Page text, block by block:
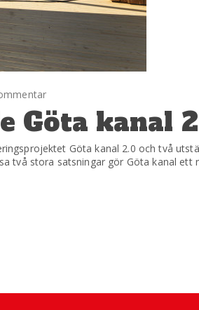
Göta kanal
Göta kanal 2.0 och två
två stora satsningar gör Göta kanal ett